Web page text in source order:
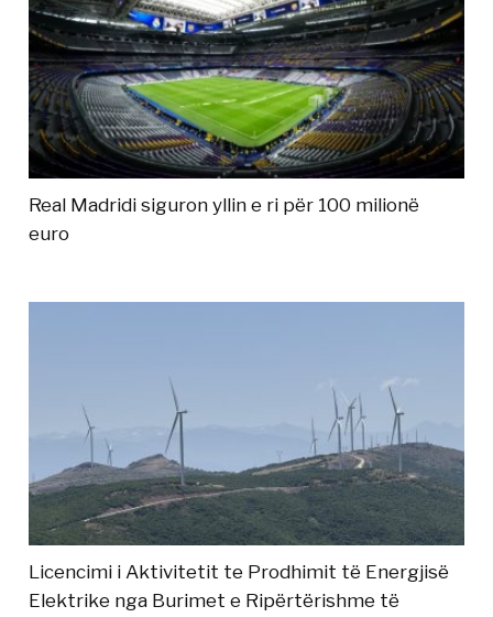
Real Madridi siguron yllin e ri për 100 milionë
euro
Licencimi i Aktivitetit te Prodhimit të Energjisë
Elektrike nga Burimet e Ripërtërishme të